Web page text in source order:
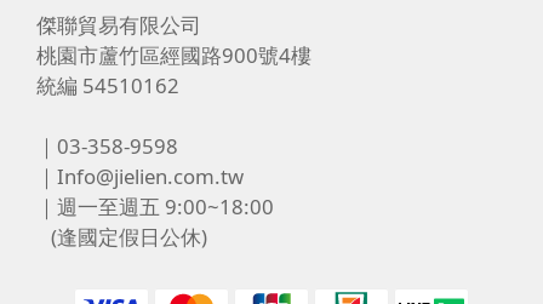
傑聯貿易有限公司
桃園市蘆竹區經國路900號4樓
統編 54510162
｜03-358-9598
｜Info@jielien.com.tw
｜週一至週五 9:00~18:00
(逢國定假日公休)